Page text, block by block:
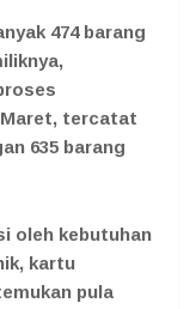
474 barang
Maret, tercatat
635 barang
oleh kebutuhan
kartu
pula